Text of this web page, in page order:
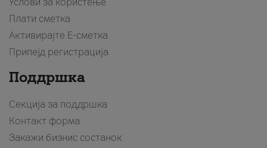
Услови за користење
Плати сметка
Активирајте Е-сметка
Припејд регистрација
Поддршка
Секција за поддршка
Контакт форма
Закажи бизнис состанок